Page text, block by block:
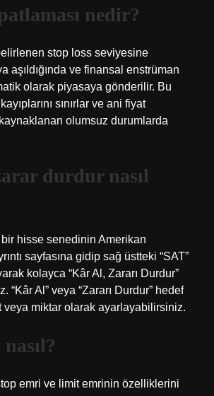
nedir?
stop loss seviyesine
aşıldığında ve finansal enstrüman
olarak piyasaya gönderilir. Bu
sınırlar ve ani fiyat
olumsuz durumlarda
durdur nasıl
hisse senedinin Amerikan
sayfasına gidip sağ üstteki “SAT”
kolayca “Kâr Al, Zararı Durdur”
“Kâr Al” veya “Zararı Durdur” hedef
veya miktar olarak ayarlayabilirsiniz.
emri ve limit emrinin özelliklerini